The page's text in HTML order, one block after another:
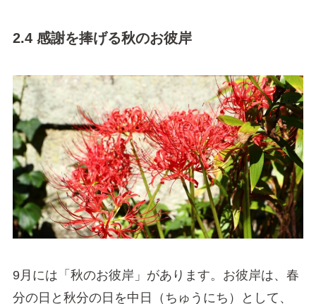
2.4 感謝を捧げる秋のお彼岸
9月には「秋のお彼岸」があります。お彼岸は、春
分の日と秋分の日を中日（ちゅうにち）として、